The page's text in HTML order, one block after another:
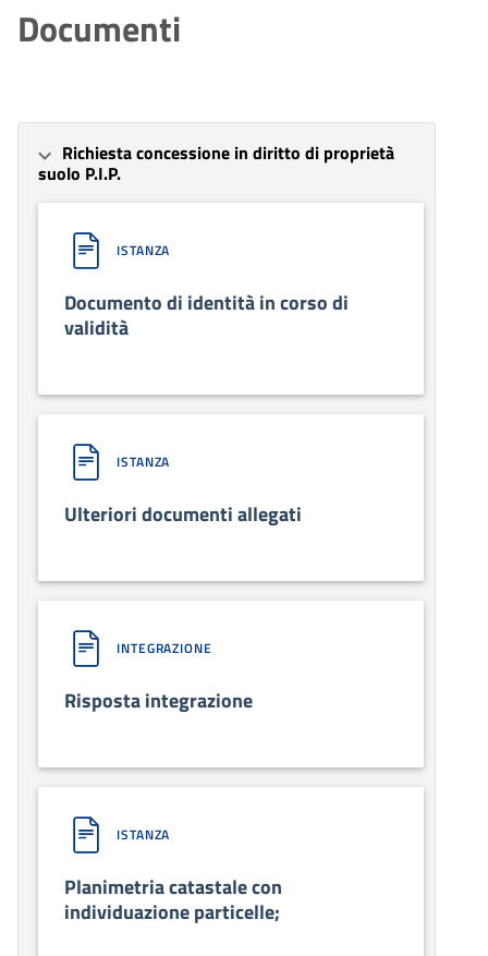
Documenti
Richiesta concessione in diritto di proprietà
suolo P.I.P.
ISTANZA
Documento di identità in corso di
validità
ISTANZA
Ulteriori documenti allegati
INTEGRAZIONE
Risposta integrazione
ISTANZA
Planimetria catastale con
individuazione particelle;